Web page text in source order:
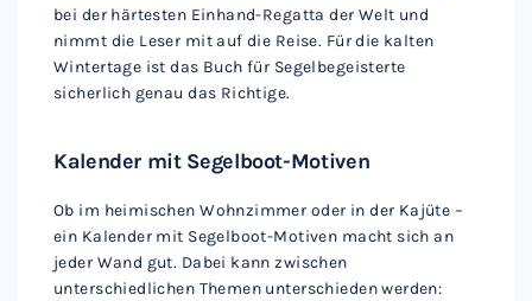
bei der härtesten Einhand-Regatta der Welt und
nimmt die Leser mit auf die Reise. Für die kalten
Wintertage ist das Buch für Segelbegeisterte
sicherlich genau das Richtige.
Kalender mit Segelboot-Motiven
Ob im heimischen Wohnzimmer oder in der Kajüte –
ein Kalender mit Segelboot-Motiven macht sich an
jeder Wand gut. Dabei kann zwischen
unterschiedlichen Themen unterschieden werden: